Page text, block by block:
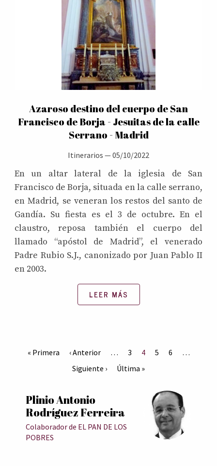
Azaroso destino del cuerpo de San
Francisco de Borja - Jesuitas de la calle
Serrano - Madrid
Itinerarios —05/10/2022
En un altar lateral de la iglesia de San
Francisco de Borja, situada en la calle serrano,
en Madrid, se veneran los restos del santo de
Gandía. Su fiesta es el 3 de octubre. En el
claustro, reposa también el cuerpo del
llamado “apóstol de Madrid”, el venerado
Padre Rubio S.J., canonizado por Juan Pablo II
en 2003.
LEER MÁS
« Primera ‹ Anterior … 3 4 5 6
…
Siguiente ›
Última »
Plinio Antonio
Rodríguez Ferreira
Colaborador de EL PAN DE LOS
POBRES